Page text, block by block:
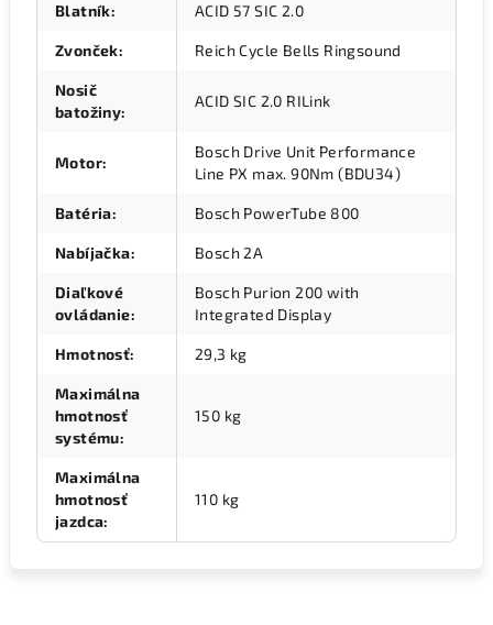
Blatník: ACID 57 SIC 2.0
Zvonček: Reich Cycle Bells Ringsound
Nosič
batožiny:
ACID SIC 2.0 RILink
Motor:
Bosch Drive Unit Performance
Line PX max. 90Nm (BDU34)
Batéria: Bosch PowerTube 800
Nabíjačka: Bosch 2A
Diaľkové
ovládanie:
Bosch Purion 200 with
Integrated Display
Hmotnosť: 29,3 kg
Maximálna
hmotnosť
systému:
150 kg
Maximálna
hmotnosť
jazdca:
110 kg